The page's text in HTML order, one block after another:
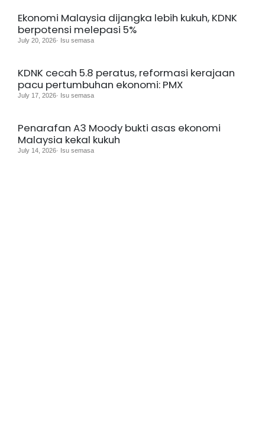
Ekonomi Malaysia dijangka lebih kukuh, KDNK
berpotensi melepasi 5%
July 20, 2026· Isu semasa
KDNK cecah 5.8 peratus, reformasi kerajaan
pacu pertumbuhan ekonomi: PMX
July 17, 2026· Isu semasa
Penarafan A3 Moody bukti asas ekonomi
Malaysia kekal kukuh
July 14, 2026· Isu semasa